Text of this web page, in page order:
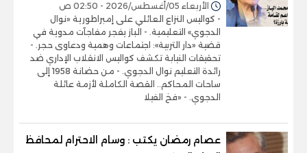
الأربعاء 05/أغسطس/2026 - 02:50 ص
- كواليس النزاع العائلي على إمبراطورية «نوال
الدجوي» التعليمية. - الباز يفجر مفاجآت مدوية في
قضية «دار التربية»: اجتماعات وهمية ودعاوى حجر. -
تحقيقات النيابة تكشف كواليس الانقلاب الإداري ضد
رائدة التعليم نوال الدجوي. - من حضانة 1958 إلى
ساحات المحاكم.. القصة الكاملة لأزمة عائلة
الدجوي. - «فخ الفيلا
عصام رمضان يكتب : وسام الاحترام لمحافظ